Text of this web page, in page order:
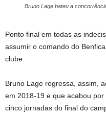
Bruno Lage bateu a
Ponto final em todas as
assumir o comando do
clube.
Bruno Lage regressa, assim,
em 2018-19 e que acabou
cinco jornadas do final do